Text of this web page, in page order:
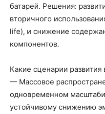
батарей. Решения:
вторичного
life), и снижение
компонентов.
Какие сценарии
— Массовое
одновременном
устойчивому снижению